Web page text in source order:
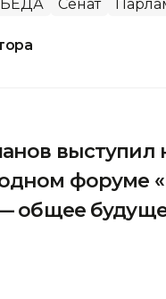
Сенат
выступил
форуме
общее